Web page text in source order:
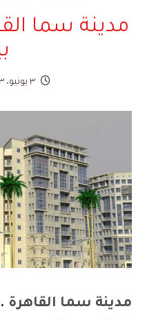
مدينة سما
٣ يونيو، ٢٠٢٣
مدينة سما القاهرة